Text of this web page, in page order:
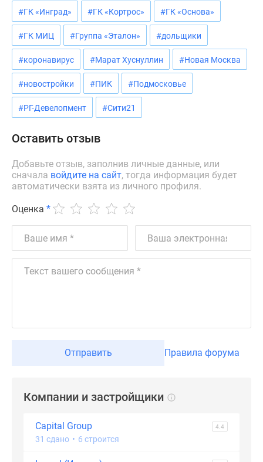
#траншевая
ипотека
#рассрочка
ИТ-
ипотека
Квартиры
скидками
41%
360°
новостроек
Субсидированная
застройщиком
Rutube
Москве
Москве
бизнес-
Рассрочка
Траншевая
#ГК «Инград» #ГК «Кортрос» #ГК «Основа»
#ГК МИЦ #Группа «Эталон» #дольщики
#коронавирус #Марат Хуснуллин #Новая Москва
#новостройки #ПИК #Подмосковье
#РГ-Девелопмент #Сити21
Оставить отзыв
Добавьте отзыв, заполнив личные данные, или
сначала войдите на сайт, тогда информация будет
автоматически взята из личного профиля.
Оценка *
Отправить Правила форума
Компании и застройщики
Capital Group 4.4
31 сдано • 6 строится